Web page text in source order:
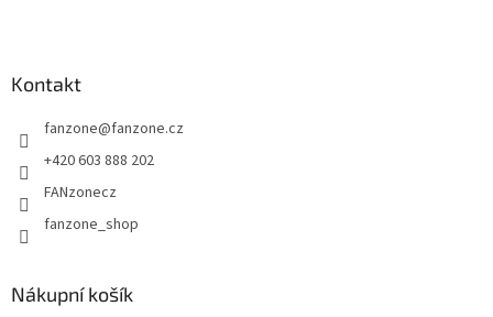
Kontakt
fanzone@fanzone.cz
+420 603 888 202
FANzonecz
fanzone_shop
Nákupní košík